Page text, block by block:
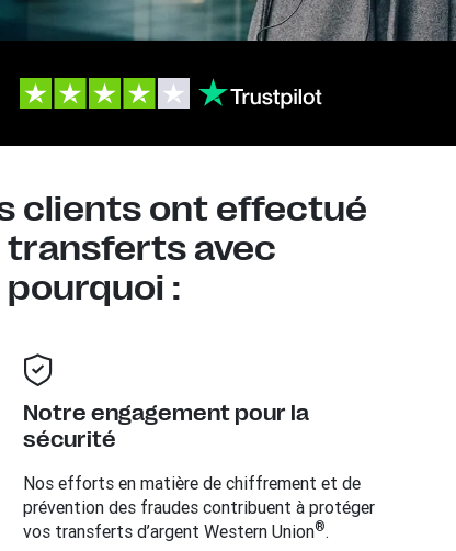
clients ont effectué
transferts avec
pourquoi :
Notre engagement pour la
sécurité
Nos efforts en matière de chiffrement et de
prévention des fraudes contribuent à protéger
vos transferts d’argent Western Union®.